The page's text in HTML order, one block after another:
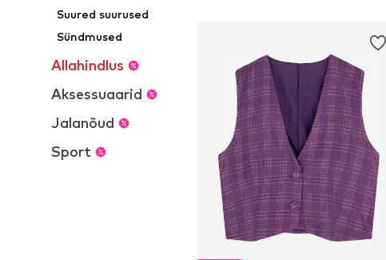
Suured suurused
Sündmused
Allahindlus
Aksessuaarid
Jalanõud
Sport